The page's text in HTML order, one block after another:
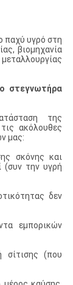
παχύ υγρό στη
βιομηχανία
στεγνωτήρα
της
ακόλουθες
μας:
σκόνης και
(συν την υγρή
δεν
εμπορικών
σίτισης (που